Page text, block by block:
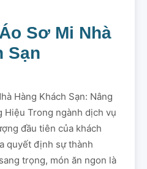
Sơ Mi Nhà
Sạn
Hàng Khách Sạn: Nâng
Hiệu Trong ngành dịch vụ
đầu tiên của khách
quyết định sự thành
trọng, món ăn ngon là